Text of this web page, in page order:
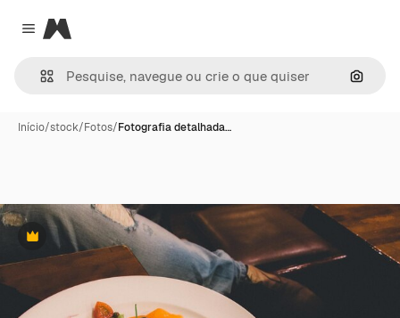
Close menu
Magnific
Início/stock/Fotos/Fotografia detalhada…
Premium